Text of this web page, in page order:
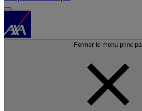
Fermer le menu principal